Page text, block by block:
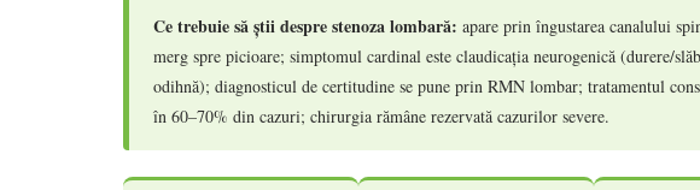
Ce trebuie să știi despre stenoza lombară: apare prin îngustarea canalului
merg spre picioare; simptomul cardinal este claudicația neurogenică (durere/
odihnă); diagnosticul de certitudine se pune prin RMN lombar; tratamentul
în 60–70% din cazuri; chirurgia rămâne rezervată cazurilor severe.